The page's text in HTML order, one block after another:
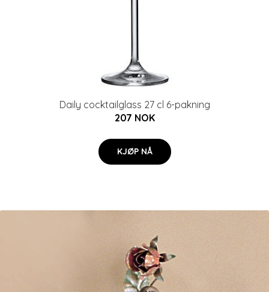
Daily cocktailglass 27 cl 6-pakning
207 NOK
KJØP NÅ